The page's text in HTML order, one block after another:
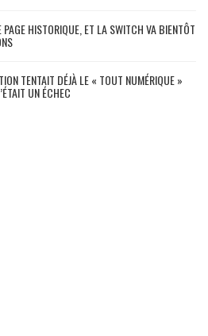
PAGE HISTORIQUE, ET LA SWITCH VA BIENTÔT
TENTAIT DÉJÀ LE « TOUT NUMÉRIQUE »
UN ÉCHEC